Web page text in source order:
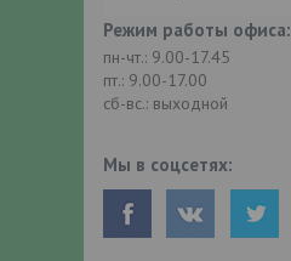
Режим работы офиса:
пн-чт.: 9.00-17.45
пт.: 9.00-17.00
сб-вс.: выходной
Мы в соцсетях: